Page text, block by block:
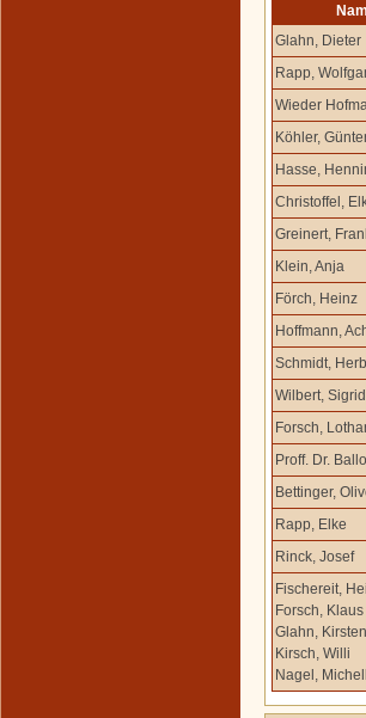
Glahn, Dieter
Rapp,
Wieder
Köhler,
Hasse,
Christoffel,
Greinert,
Klein, Anja
Förch, Heinz
Hoffmann,
Schmidt,
Wilbert, Sigrid
Forsch,
Proff. Dr.
Bettinger,
Rapp, Elke
Rinck, Josef
Fischereit,
Forsch, Klaus
Glahn, Kirsten
Kirsch, Willi
Nagel,